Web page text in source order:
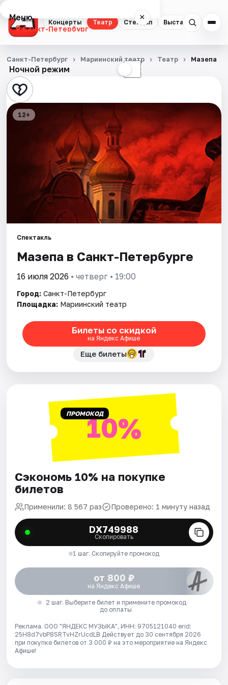
Концерты Театр Стендап Выставки
Меню ×
Санкт-Петербург
Концерты
Театр
Стендап
Экскурсии
Города
Площадки
Артисты
Рейтинги
Ночной режим ☾
Санкт-Петербург Мариинский театр Театр Мазепа
12+
Спектакль
Мазепа в Санкт-Петербурге
16 июля 2026 • четверг • 19:00
Город: Санкт-Петербург
Площадка: Мариинский театр
Билеты со скидкой
на Яндекс Афише
Еще билеты
ПРОМОКОД10%
Сэкономь 10% на покупке
билетов
Применили: 8 567 раз Проверено: 1 минуту назад
DX749988
Скопировать
1 шаг. Скопируйте промокод
от 800 ₽
на Яндекс Афише
2 шаг. Выберите билет и примените промокод
до оплаты
Реклама. ООО "ЯНДЕКС МУЗЫКА", ИНН: 9705121040 erid:
25H8d7vbP8SRTvHZrUcdLB Действует до 30 сентября 2026
при покупке билетов от 3 000 ₽ на это мероприятие на Яндекс
Афише!